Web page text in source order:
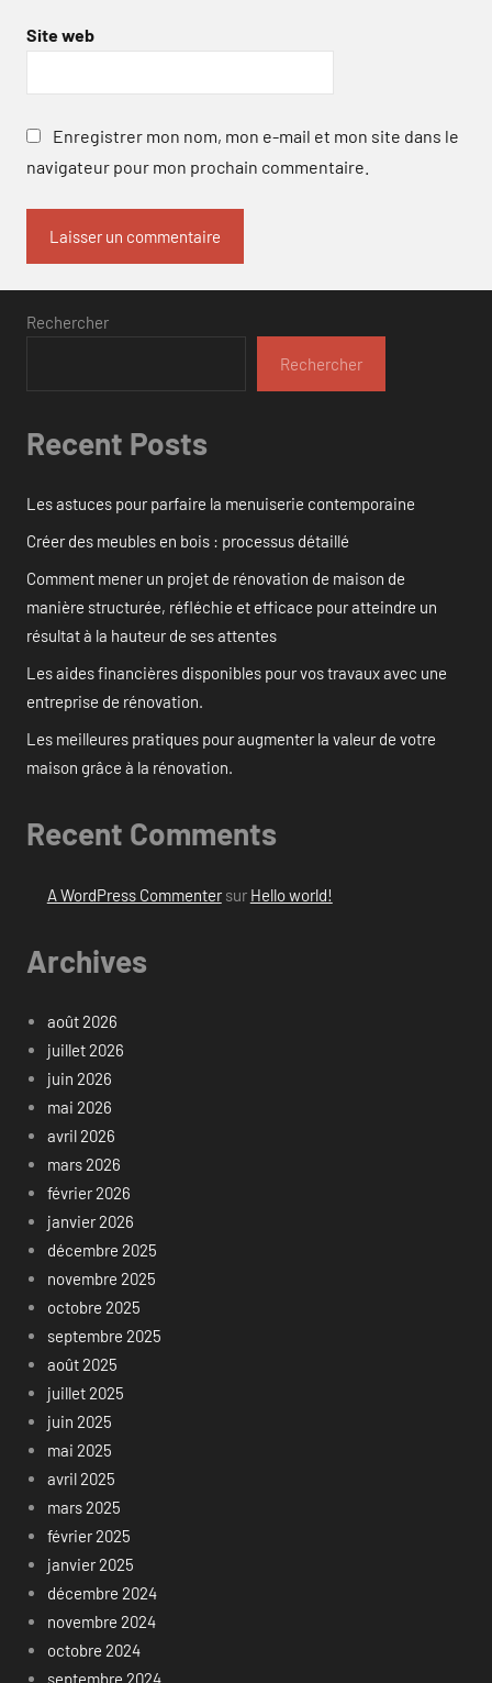
Site web
Enregistrer mon nom, mon e-mail et mon site dans le
navigateur pour mon prochain commentaire.
Rechercher
Rechercher
Recent Posts
Les astuces pour parfaire la menuiserie contemporaine
Créer des meubles en bois : processus détaillé
Comment mener un projet de rénovation de maison de
manière structurée, réfléchie et efficace pour atteindre un
résultat à la hauteur de ses attentes
Les aides financières disponibles pour vos travaux avec une
entreprise de rénovation.
Les meilleures pratiques pour augmenter la valeur de votre
maison grâce à la rénovation.
Recent Comments
A WordPress Commentersur Hello world!
Archives
août 2026
juillet 2026
juin 2026
mai 2026
avril 2026
mars 2026
février 2026
janvier 2026
décembre 2025
novembre 2025
octobre 2025
septembre 2025
août 2025
juillet 2025
juin 2025
mai 2025
avril 2025
mars 2025
février 2025
janvier 2025
décembre 2024
novembre 2024
octobre 2024
septembre 2024